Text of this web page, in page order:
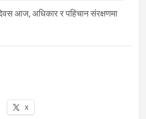
आज, अधिकार र पहिचान संरक्षणमा
X